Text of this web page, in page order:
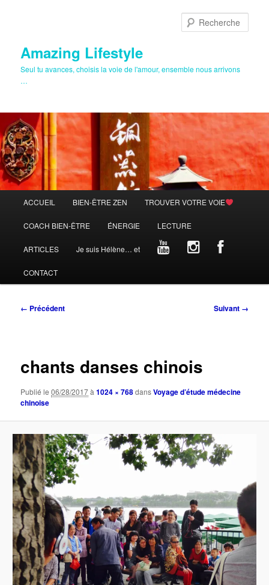
Amazing Lifestyle
Seul tu avances, choisis la voie de l'amour, ensemble nous arrivons
…
principal
ACCUEIL BIEN-ÊTRE ZEN TROUVER VOTRE VOIE
COACH BIEN-ÊTRE ÉNERGIE LECTURE
ARTICLES Je suis Hélène… et
CONTACT
Navigation
← Précédent Suivant →
chants danses chinois
Publié le06/28/2017à1024 × 768dansVoyage d’étude médecine
chinoise